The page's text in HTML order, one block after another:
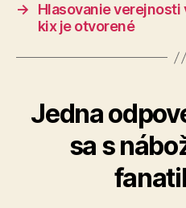
→
Hlasovanie
kix je otvorené
Jedna
sa s